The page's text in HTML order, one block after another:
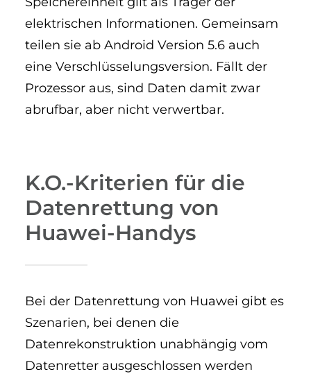
elektrischen Informationen. Gemeinsam
teilen sie ab Android Version 5.6 auch
eine Verschlüsselungsversion. Fällt der
Prozessor aus, sind Daten damit zwar
abrufbar, aber nicht verwertbar.
K.O.-Kriterien für die
Datenrettung von
Huawei-Handys
Bei der Datenrettung von Huawei gibt es
Szenarien, bei denen die
Datenrekonstruktion unabhängig vom
Datenretter ausgeschlossen werden